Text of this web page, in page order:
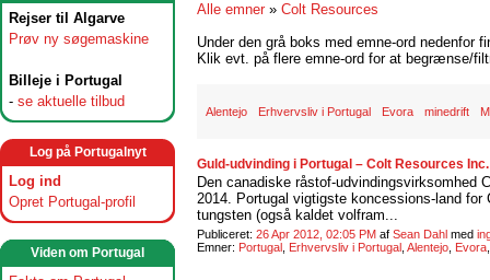
Rejser til Algarve
Prøv ny søgemaskine
Billeje i Portugal
- se aktuelle tilbud
Log på Portugalnyt
Log ind
Opret Portugal-profil
Viden om Portugal
Alle emner » Colt Resources
Under den grå boks med emne-ord nedenfor
Klik evt. på flere emne-ord for at begrænse/
Alentejo Erhvervsliv i Portugal Evora minedrift
Guld-udvinding i Portugal – Colt Resources
Den canadiske råstof-udvindingsvirksomhed
2014. Portugal vigtigste koncessions-land
tungsten (også kaldet volfram...
Publiceret: 26 Apr 2012, 02:05 PM af Sean Dahl med
Emner: Portugal Erhvervsliv i Portugal Alentejo Evora